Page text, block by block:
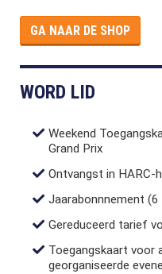
GA NAAR DE SHOP
WORD LID
Weekend
Grand Prix
Ontvangst in HARC-
Jaarabonnnement
Gereduceerd tarief
Toegangskaart voor
georganiseerde